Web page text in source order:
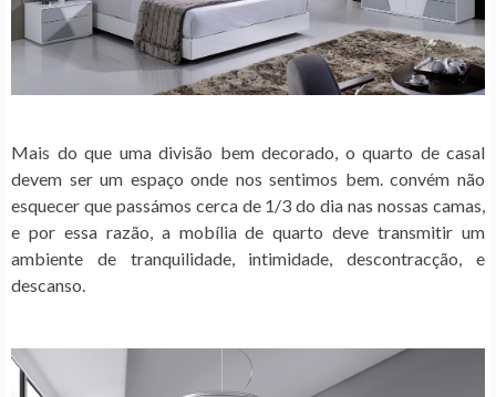
Mais do que uma divisão bem decorado, o quarto de casal
devem ser um espaço onde nos sentimos bem. convém não
esquecer que passámos cerca de 1/3 do dia nas nossas camas,
e por essa razão, a mobília de quarto deve transmitir um
ambiente de tranquilidade, intimidade, descontracção, e
descanso.